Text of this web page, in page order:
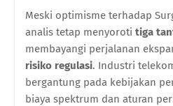
Meski optimisme terhadap
analis tetap menyoroti tiga
membayangi perjalanan
risiko regulasi. Industri
bergantung pada kebijakan
biaya spektrum dan aturan